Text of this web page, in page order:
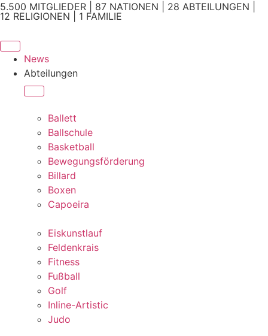
5.500 MITGLIEDER | 87 NATIONEN | 28 ABTEILUNGEN |
12 RELIGIONEN | 1 FAMILIE
News
Abteilungen
Ballett
Ballschule
Basketball
Bewegungsförderung
Billard
Boxen
Capoeira
Eiskunstlauf
Feldenkrais
Fitness
Fußball
Golf
Inline-Artistic
Judo